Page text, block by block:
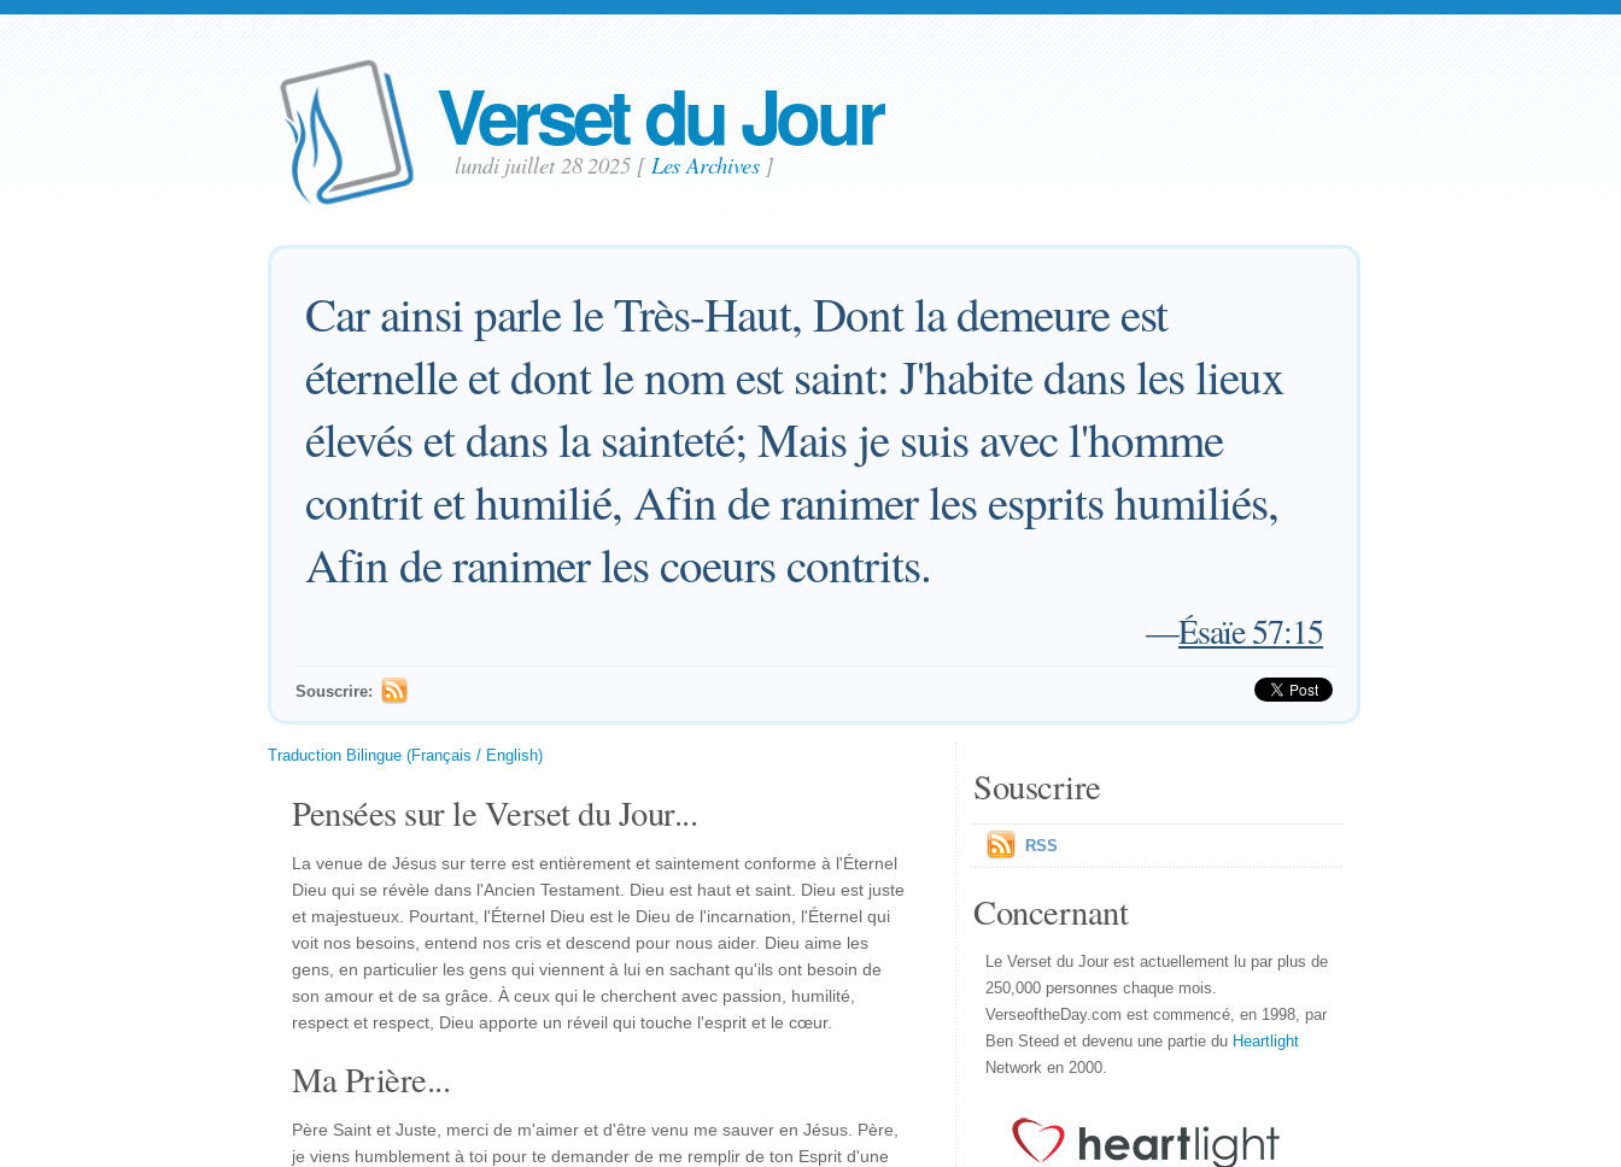
Verset du Jour
lundi juillet 28 2025 [ Les Archives]
Car ainsi parle le Très-Haut, Dont la demeure est
éternelle et dont le nom est saint: J'habite dans les lieux
élevés et dans la sainteté; Mais je suis avec l'homme
contrit et humilié, Afin de ranimer les esprits humiliés,
Afin de ranimer les coeurs contrits.
—Ésaïe 57:15
Souscrire:
Traduction Bilingue (Français / English)
Pensées sur le Verset du Jour...
La venue de Jésus sur terre est entièrement et saintement conforme à l'Éternel
Dieu qui se révèle dans l'Ancien Testament. Dieu est haut et saint. Dieu est juste
et majestueux. Pourtant, l'Éternel Dieu est le Dieu de l'incarnation, l'Éternel qui
voit nos besoins, entend nos cris et descend pour nous aider. Dieu aime les
gens, en particulier les gens qui viennent à lui en sachant qu'ils ont besoin de
son amour et de sa grâce. À ceux qui le cherchent avec passion, humilité,
respect et respect, Dieu apporte un réveil qui touche l'esprit et le cœur.
Ma Prière...
Père Saint et Juste, merci de m'aimer et d'être venu me sauver en Jésus. Père,
je viens humblement à toi pour te demander de me remplir de ton Esprit d'une
Souscrire
RSS
Concernant
Le Verset du Jour est actuellement lu par plus de
250,000 personnes chaque mois.
VerseoftheDay.com est commencé, en 1998, par
Ben Steed et devenu une partie du Heartlight
Network en 2000.